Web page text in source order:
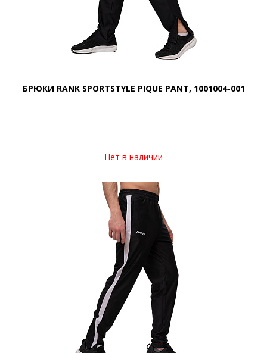
БРЮКИ RANK SPORTSTYLE PIQUE PANT, 1001004-001
Нет в наличии